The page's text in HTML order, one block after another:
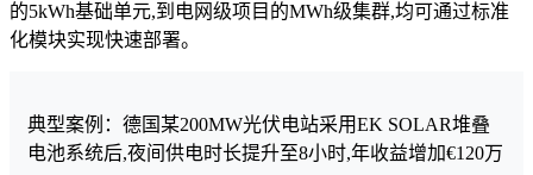
的5kWh基础单元,到电网级项目的MWh级集群,均可通过标准
化模块实现快速部署。
典型案例：德国某200MW光伏电站采用EK SOLAR堆叠
电池系统后,夜间供电时长提升至8小时,年收益增加€120万